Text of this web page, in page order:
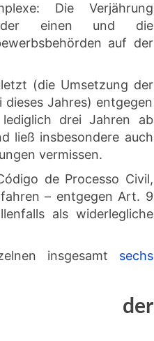
Die Verjährung
der einen und die
auf der
(die Umsetzung der
Jahres) entgegen
drei Jahren ab
ließ insbesondere auch
vermissen.
de Processo Civil,
– entgegen Art. 9
als widerlegliche
insgesamt sechs
der